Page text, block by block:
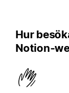
Hur
Notion-